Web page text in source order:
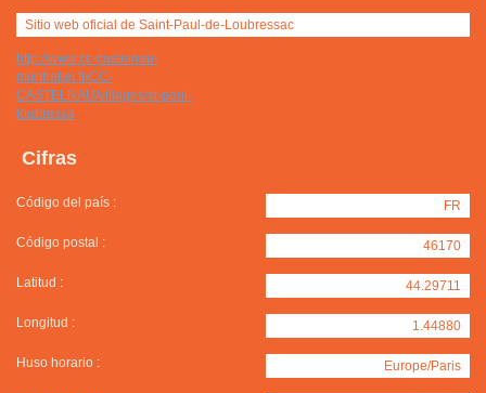
Sitio web oficial de Saint-Paul-de-Loubressac
http://www.cc-castelnau-
montratier.fr/CC-
CASTELNAU/villages/st-paul-
loubressa
Cifras
Código del país : FR
Código postal : 46170
Latitud : 44.29711
Longitud : 1.44880
Huso horario : Europe/Paris